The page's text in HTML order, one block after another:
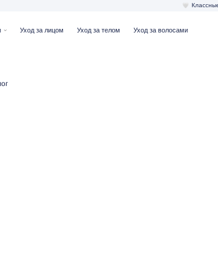
Классные пробники в
Уход за лицом Уход за телом Уход за волосами